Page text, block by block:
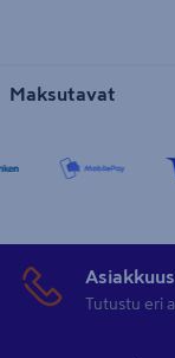
Maksutavat
Asiakkuus
Tutustu eri